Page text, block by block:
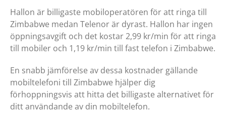
Hallon är billigaste mobiloperatören för att ringa till
Zimbabwe medan Telenor är dyrast. Hallon har ingen
öppningsavgift och det kostar 2,99 kr/min för att ringa
till mobiler och 1,19 kr/min till fast telefon i Zimbabwe.
En snabb jämförelse av dessa kostnader gällande
mobiltelefoni till Zimbabwe hjälper dig
förhoppningsvis att hitta det billigaste alternativet för
ditt användande av din mobiltelefon.